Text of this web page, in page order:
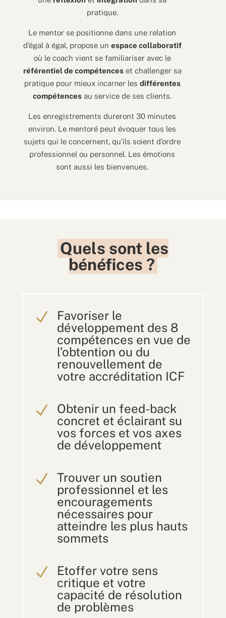
pratique.
Le mentor se positionne dans une relation
d’égal à égal, propose un espace collaboratif
où le coach vient se familiariser avec le
référentiel de compétenceset challenger sa
pratique pour mieux incarner les différentes
compétences au service de ses clients.
Les enregistrements dureront 30 minutes
environ. Le mentoré peut évoquer tous les
sujets qui le concernent, qu’ils soient d’ordre
professionnel ou personnel. Les émotions
sont aussi les bienvenues.
Quels sont les
bénéfices ?
N
Favoriser le
développement des 8
compétences en vue de
l’obtention ou du
renouvellement de
votre accréditation ICF
N
Obtenir un feed-back
concret et éclairant su
vos forces et vos axes
de développement
N
Trouver un soutien
professionnel et les
encouragements
nécessaires pour
atteindre les plus hauts
sommets
N
Etoffer votre sens
critique et votre
capacité de résolution
de problèmes